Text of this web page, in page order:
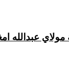
عبدالله